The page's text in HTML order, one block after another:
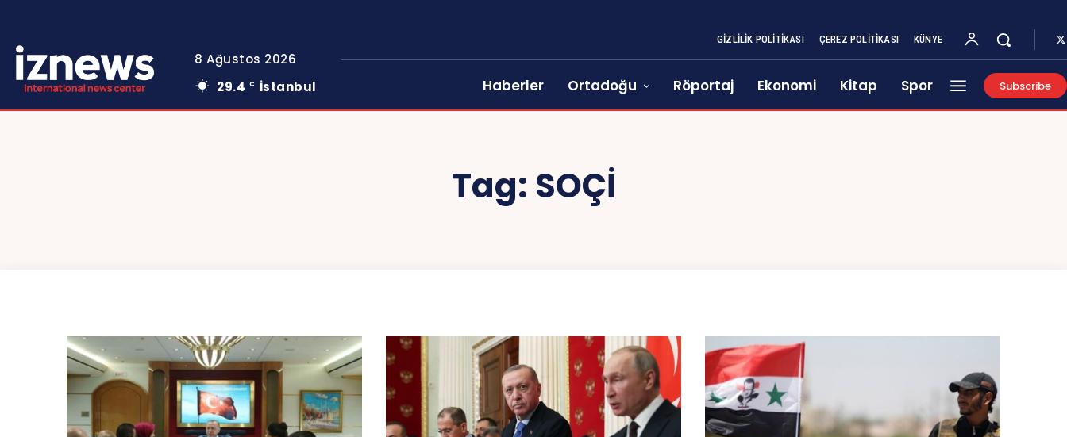
8 Ağustos 2026
29.4 C İstanbul
GIZLILIK POLITIKASI ÇEREZ POLITIKASI KÜNYE
Haberler Ortadoğu Röportaj Ekonomi Kitap Spor Subscribe
Tag: SOÇI